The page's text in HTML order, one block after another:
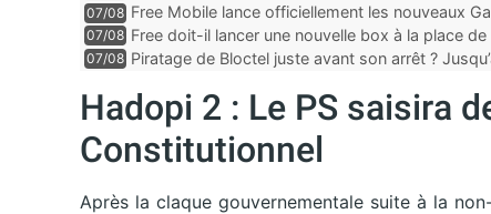
07/08 Free Mobile lance officiellement les nouveaux
des promos et des cadeaux
07/08 Free doit-il lancer une nouvelle box à la place
07/08 Piratage de Bloctel juste avant son arrêt ?
Hadopi 2 : Le PS saisira
Constitutionnel
Après la claque gouvernementale suite à la